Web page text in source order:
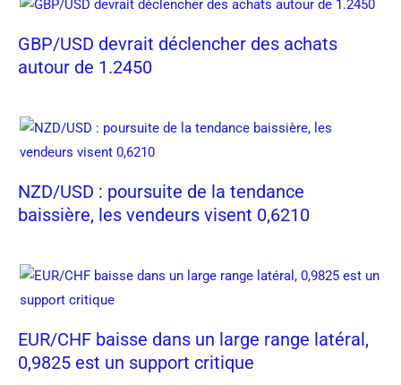
GBP/USD devrait déclencher des achats
autour de 1.2450
NZD/USD : poursuite de la tendance
baissière, les vendeurs visent 0,6210
EUR/CHF baisse dans un large range latéral,
0,9825 est un support critique